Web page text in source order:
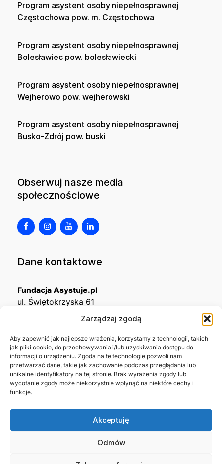
Zarządzaj zgodą
Aby zapewnić jak najlepsze wrażenia, korzystamy z technologii, takich
jak pliki cookie, do przechowywania i/lub uzyskiwania dostępu do
informacji o urządzeniu. Zgoda na te technologie pozwoli nam
przetwarzać dane, takie jak zachowanie podczas przeglądania lub
unikalne identyfikatory na tej stronie. Brak wyrażenia zgody lub
wycofanie zgody może niekorzystnie wpłynąć na niektóre cechy i
funkcje.
Akceptuję
Odmów
Program asystent osoby niepełnosprawnej
Częstochowa pow. m. Częstochowa
Program asystent osoby niepełnosprawnej
Bolesławiec pow. bolesławiecki
Program asystent osoby niepełnosprawnej
Wejherowo pow. wejherowski
Program asystent osoby niepełnosprawnej
Busko-Zdrój pow. buski
Obserwuj nasze media
społecznościowe
Dane kontaktowe
Fundacja Asystuje.pl
ul. Świętokrzyska 61
KRS0001215994
NIP5492488380
REGON543667703
Nr konta bankowego